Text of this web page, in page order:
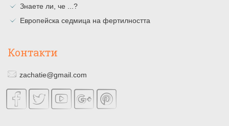
Знаете ли, че ...?
Европейска седмица на фертилността
Контакти
zachatie@gmail.com